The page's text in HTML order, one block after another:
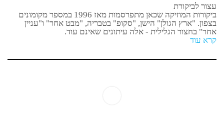
עצור לביקורת
ביקורות המוזיקה שכאן מתפרסמות מאז 1996 במספר מקומונים
בצפון. "ארץ הגולן" הישן, "סקופ" בטבריה, "מבט אחר" ו"עניין
אחר" בחצור הגלילית - אלה עיתונים שאינם עוד.
קרא עוד